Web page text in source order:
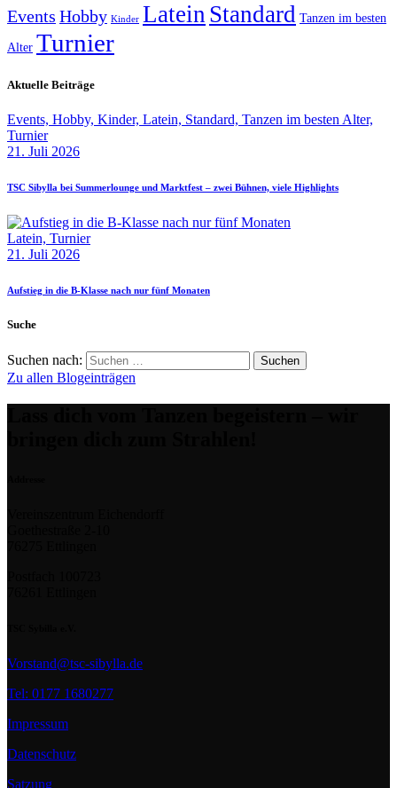
Events Hobby Kinder Latein Standard Tanzen im besten
Alter Turnier
Aktuelle Beiträge
Events, Hobby, Kinder, Latein, Standard, Tanzen im besten Alter,
Turnier
21. Juli 2026
TSC Sibylla bei Summerlounge und Marktfest – zwei Bühnen, viele Highlights
Latein, Turnier
21. Juli 2026
Aufstieg in die B‑Klasse nach nur fünf Monaten
Suche
Suchen nach:
Zu allen Blogeinträgen
Vorstand@tsc-sibylla.de
Tel: 0177 1680277
Impressum
Datenschutz
Satzung